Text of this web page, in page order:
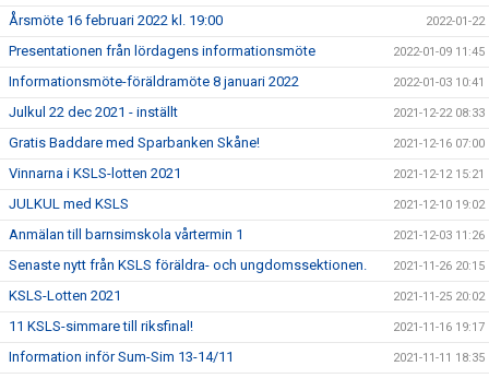
Årsmöte 16 februari 2022 kl. 19:00 2022-01-22
Presentationen från lördagens informationsmöte 2022-01-09 11:45
Informationsmöte-föräldramöte 8 januari 2022 2022-01-03 10:41
Julkul 22 dec 2021 - inställt 2021-12-22 08:33
Gratis Baddare med Sparbanken Skåne! 2021-12-16 07:00
Vinnarna i KSLS-lotten 2021 2021-12-12 15:21
JULKUL med KSLS 2021-12-10 19:02
Anmälan till barnsimskola vårtermin 1 2021-12-03 11:26
Senaste nytt från KSLS föräldra- och ungdomssektionen. 2021-11-26 20:15
KSLS-Lotten 2021 2021-11-25 20:02
11 KSLS-simmare till riksfinal! 2021-11-16 19:17
Information inför Sum-Sim 13-14/11 2021-11-11 18:35